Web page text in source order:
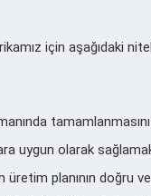
için aşağıdaki
uygun olarak
planının doğru